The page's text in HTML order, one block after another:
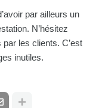
par ailleurs un
N’hésitez
les clients. C’est
inutiles.